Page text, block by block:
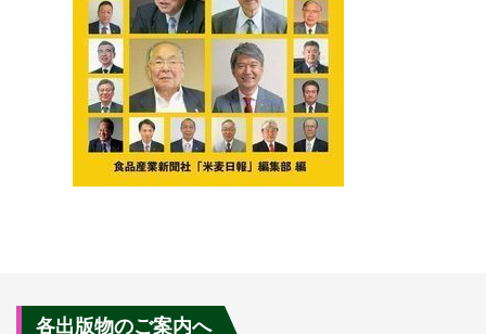
各出版物のご案内へ